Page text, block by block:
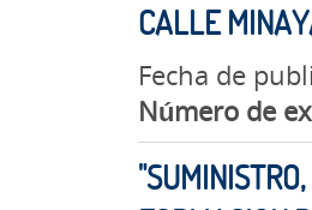
CALLE
Fecha de
Número de